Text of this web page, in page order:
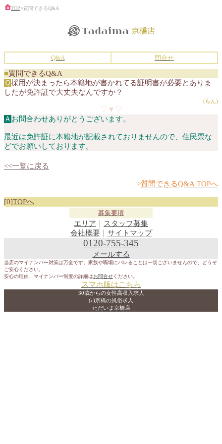
TOP>質問できるQ&A
Q&A 問合せ
■質問できるQ&A
Ｑ採用が決まったら本籍地が書かれてる証明書が必要とありま
したが免許証で大丈夫なんですか？
(らん)
▽▼▽
Ａ お問合わせありがとうございます。
最近は免許証に本籍地が記載されておりませんので、住民票な
どでお願いしております。
<<一覧に戻る
>質問できるQ&A TOPへ
[0]TOPへ
募集要項
エリア
スタッフ募集
会社概要｜ サイトマップ
0120-755-345
メールする
当店のマイナンバー対策は万全です。家族や職場にバレることは一切ございませんので、どうぞ
ご安心ください。
安心の理由、マイナンバー制度の詳細はお問合せください。
スマホ版はこちら
30歳からの女性高収入求人
(c)京橋の風俗求人
ただいま京橋店